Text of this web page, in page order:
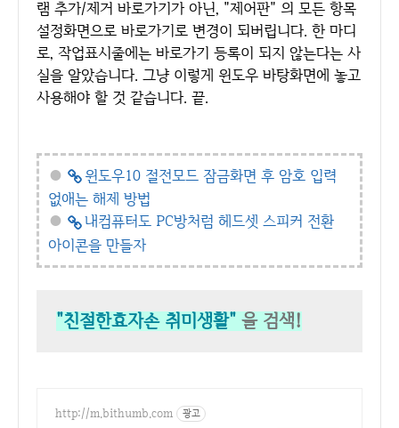
램 추가/제거 바로가기가 아닌, "제어판" 의 모든 항목
설정화면으로 바로가기로 변경이 되버립니다. 한 마디
로, 작업표시줄에는 바로가기 등록이 되지 않는다는 사
실을 알았습니다. 그냥 이렇게 윈도우 바탕화면에 놓고
사용해야 할 것 같습니다. 끝.
●
윈도우10 절전모드 잠금화면 후 암호 입력
없애는 해제 방법
●
내컴퓨터도 PC방처럼 헤드셋 스피커 전환
아이콘을 만들자
"친절한효자손 취미생활" 을 검색!
http://m.bithumb.com 광고